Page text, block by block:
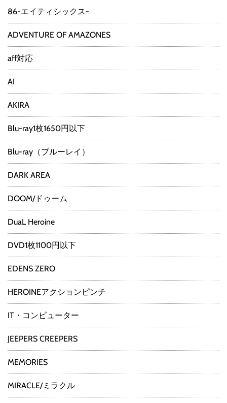
86-エイティシックス-
ADVENTURE OF AMAZONES
aff対応
AI
AKIRA
Blu-ray1枚1650円以下
Blu-ray（ブルーレイ）
DARK AREA
DOOM/ドゥーム
DuaL Heroine
DVD1枚1100円以下
EDENS ZERO
HEROINEアクションピンチ
IT・コンピューター
JEEPERS CREEPERS
MEMORIES
MIRACLE/ミラクル